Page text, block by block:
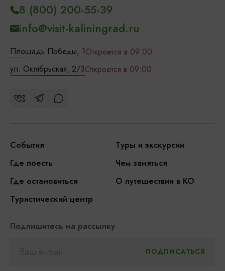
Площадь Победы, 1Откроется в 09:00
ул. Октябрьская, 2/3Откроется в 09:00
8 (800) 200-55-39
info@visit-kaliningrad.ru
События
Туры и экскурсии
Где поесть
Чем заняться
Где остановиться
О путешествии в КО
Туристический центр
Подпишитесь на рассылку